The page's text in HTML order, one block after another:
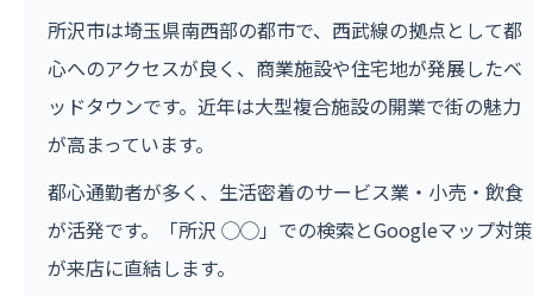
所沢市は埼玉県南西部の都市で、西武線の拠点として都
心へのアクセスが良く、商業施設や住宅地が発展したベ
ッドタウンです。近年は大型複合施設の開業で街の魅力
が高まっています。
都心通勤者が多く、生活密着のサービス業・小売・飲食
が活発です。「所沢 ◯◯」での検索とGoogleマップ対策
が来店に直結します。